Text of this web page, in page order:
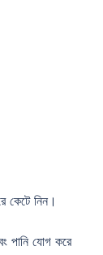
কেটে নিন।
পানি যোগ করে